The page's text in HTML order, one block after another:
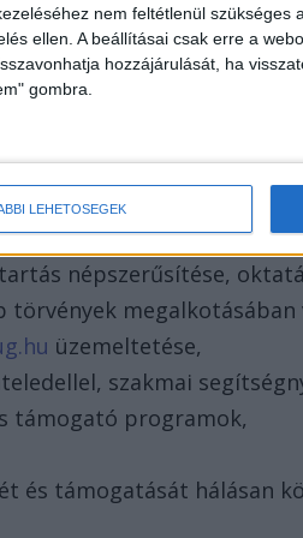
nem feltétlenül
ellen. A beállításai csak erre a
hozzájárulását, ha
gombra.
LEHETŐSÉGEK
bajban lévő kutyákat és
üzemeltetése,
felkutatása
telepek
népszerűsítése,
törvények megalkotásában
üzemeltetése,
szakmai
támogató programok,
és támogatását hálásan